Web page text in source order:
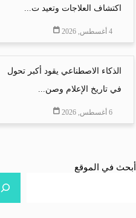
اكتشاف العلاجات وتعيد ت...
4 أغسطس, 2026
الذكاء الاصطناعي يقود أكبر تحول
في تاريخ الإعلام وصن...
6 أغسطس, 2026
أبحث في الموقع